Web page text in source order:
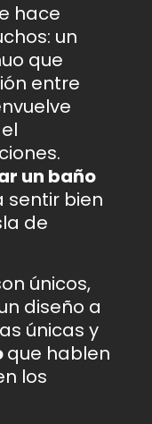
hace
un
que
entre
un baño
sentir bien
de
únicos,
diseño a
únicas y
que hablen
los